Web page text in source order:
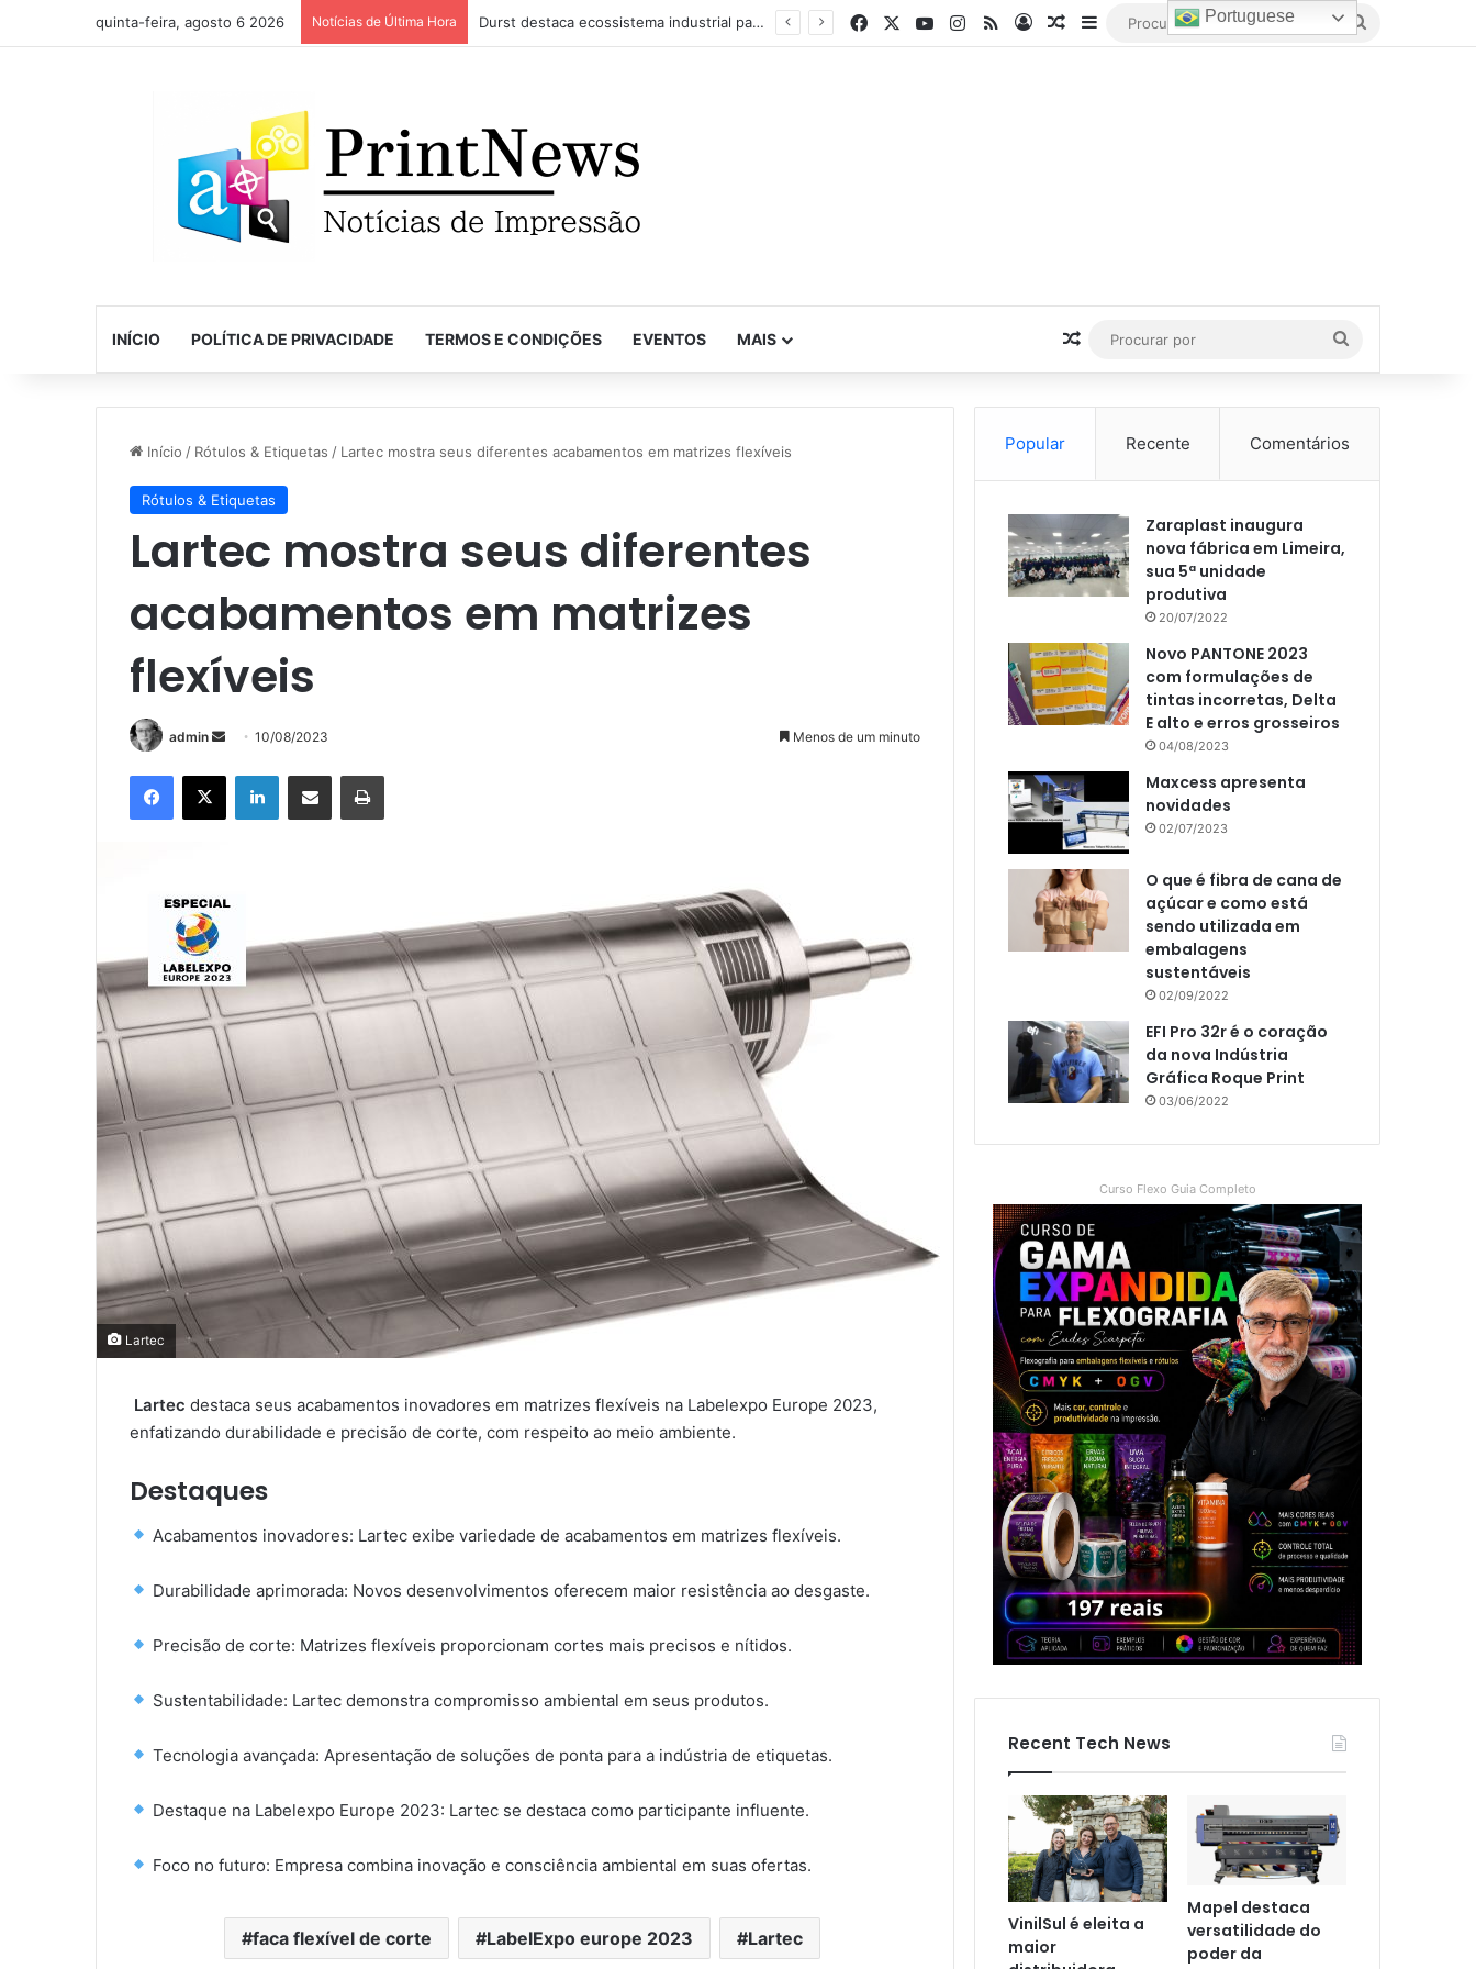
quinta-feira, agosto 6 2026 Notícias de Última Hora Com recorde de trabalhos inscritos e empresas participantes, 7º Prêmio Paulista de Excelência Gráfica conhece seus vencedores FacebookYouTubeInstagram
RSSEntrarArtigo aleatório
Barra Lateral
INÍCIO POLÍTICA DE PRIVACIDADE TERMOS E CONDIÇÕES EVENTOS MAIS Artigo aleatório
por
Início / Rótulos & Etiquetas / Lartec mostra seus diferentes acabamentos em matrizes flexíveis
Rótulos & Etiquetas
Lartec mostra seus diferentes
acabamentos em matrizes
flexíveis
admin
Mande
mail
10/08/2023 Menos de um minuto
Facebook
X LinkedinCompartilhar via e-mail Imprimir
Lartec
Lartec destaca seus acabamentos inovadores em matrizes flexíveis na Labelexpo Europe 2023,
enfatizando durabilidade e precisão de corte, com respeito ao meio ambiente.
Destaques
Acabamentos inovadores: Lartec exibe variedade de acabamentos em matrizes flexíveis.
Durabilidade aprimorada: Novos desenvolvimentos oferecem maior resistência ao desgaste.
Precisão de corte: Matrizes flexíveis proporcionam cortes mais precisos e nítidos.
Sustentabilidade: Lartec demonstra compromisso ambiental em seus produtos.
Tecnologia avançada: Apresentação de soluções de ponta para a indústria de etiquetas.
Destaque na Labelexpo Europe 2023: Lartec se destaca como participante influente.
Foco no futuro: Empresa combina inovação e consciência ambiental em suas ofertas.
faca flexível de corte LabelExpo europe 2023 Lartec
Flexo & Labels + Flexo & Pack lança
app para otimizar a experiência de
unificar as operações de
participação bem-sucedida em
Düsseldorf
FLEXCEL NX Ultra na Flexo & Labels
Expo 2026
Popular Recente Comentários
Zaraplast inaugura
nova fábrica em Limeira,
sua 5ª unidade
produtiva
20/07/2022
Novo PANTONE 2023
com formulações de
tintas incorretas, Delta
E alto e erros grosseiros
04/08/2023
Maxcess apresenta
novidades
02/07/2023
O que é fibra de cana de
açúcar e como está
sendo utilizada em
embalagens
sustentáveis
02/09/2022
EFI Pro 32r é o coração
da nova Indústria
Gráfica Roque Print
03/06/2022
Curso Flexo Guia Completo
Recent Tech News
VinilSul é eleita a
maior
Mapel destaca
versatilidade do
poder da
Portuguese